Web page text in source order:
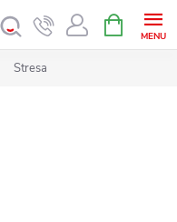
NÁKUPNÍ
KOŠÍK
Stresa